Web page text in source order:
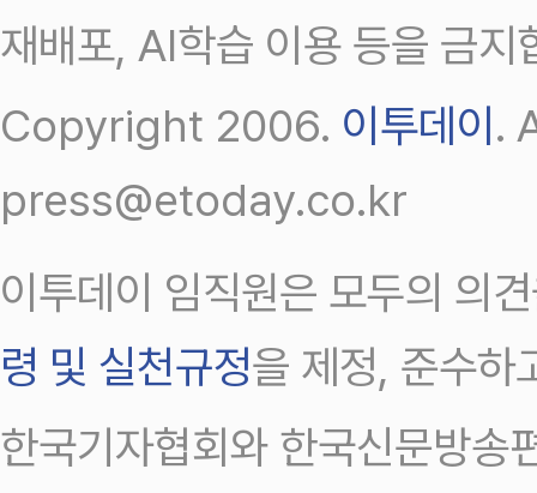
재배포, AI학습 이용 등을 금지
Copyright 2006. 이투데이 .
press@etoday.co.kr
이투데이 임직원은 모두의 의
령 및 실천규정을 제정, 준수하
한국기자협회와 한국신문방송